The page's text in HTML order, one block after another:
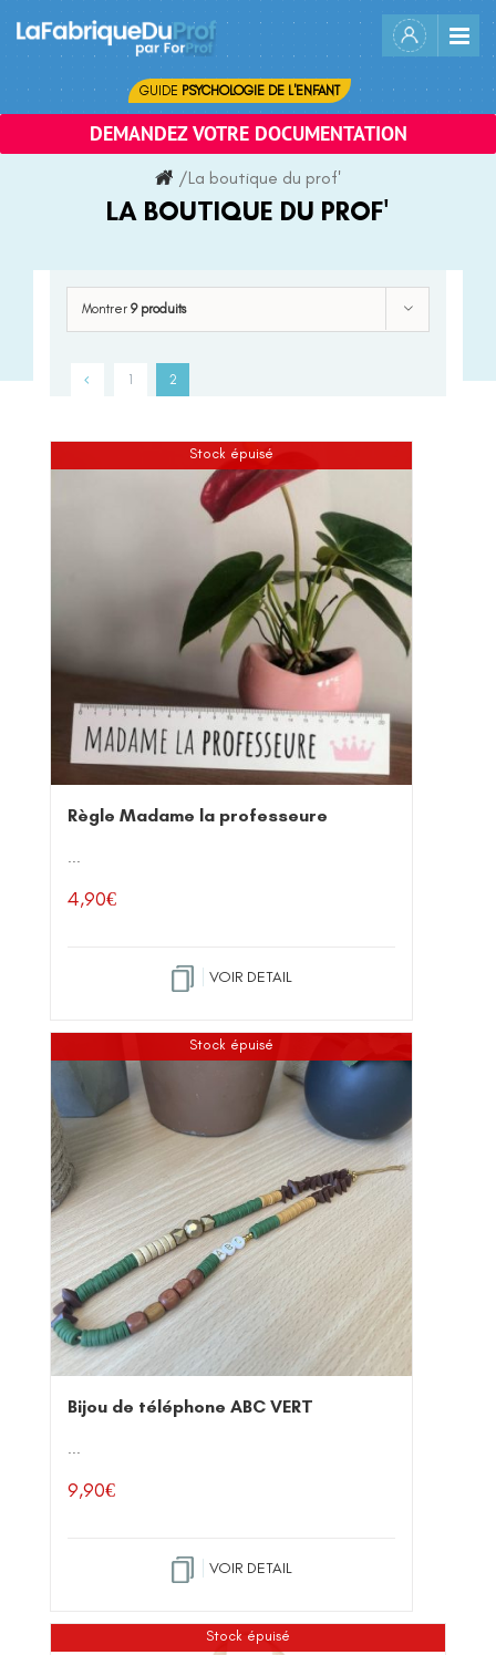
content
GUIDE PSYCHOLOGIE DE L'ENFANT
DEMANDEZ VOTRE DOCUMENTATION
/La boutique du prof'
LA BOUTIQUE DU PROF'
Montrer 9 produits
1 2
Stock épuisé
Règle Madame la professeure
...
4,90€
VOIR DETAIL
Stock épuisé
Bijou de téléphone ABC VERT
...
9,90€
VOIR DETAIL
Stock épuisé